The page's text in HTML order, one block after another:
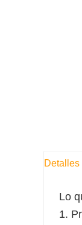
Lo
1.